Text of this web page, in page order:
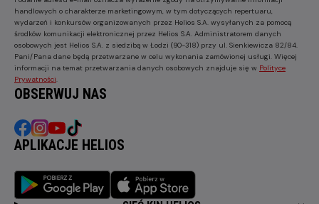
handlowych o charakterze marketingowym, w tym dotyczących repertuaru,
wydarzeń i konkursów organizowanych przez Helios S.A. wysyłanych za pomocą
środków komunikacji elektronicznej przez Helios S.A. Administratorem danych
osobowych jest Helios S.A. z siedzibą w Łodzi (90-318) przy ul. Sienkiewicza 82/84.
Pani/Pana dane będą przetwarzane w celu wykonania zamówionej usługi. Więcej
informacji na temat przetwarzania danych osobowych znajduje się w Polityce
Prywatności
OBSERWUJ NAS
APLIKACJE HELIOS